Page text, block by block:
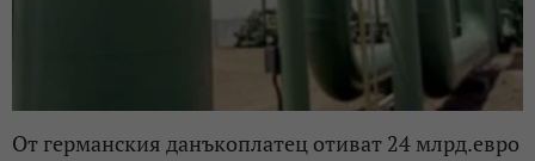
Oт германския данъкоплатец отиват 24 млрд.евро